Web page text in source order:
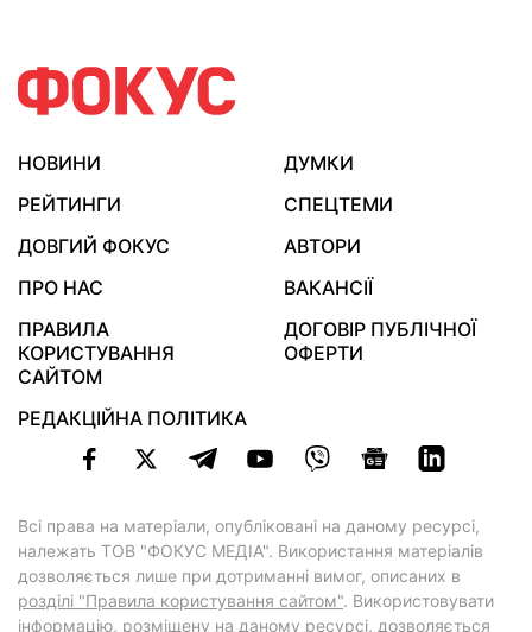
НОВИНИ
ДУМКИ
РЕЙТИНГИ
СПЕЦТЕМИ
ДОВГИЙ ФОКУС
АВТОРИ
ПРО НАС
ВАКАНСІЇ
ПРАВИЛА
КОРИСТУВАННЯ
САЙТОМ
ДОГОВІР ПУБЛІЧНОЇ
ОФЕРТИ
РЕДАКЦІЙНА ПОЛІТИКА
Всі права на матеріали, опубліковані на даному ресурсі,
належать ТОВ "ФОКУС МЕДІА". Використання матеріалів
дозволяється лише при дотриманні вимог, описаних в
розділі "Правила користування сайтом". Використовувати
інформацію, розміщену на даному ресурсі, дозволяється